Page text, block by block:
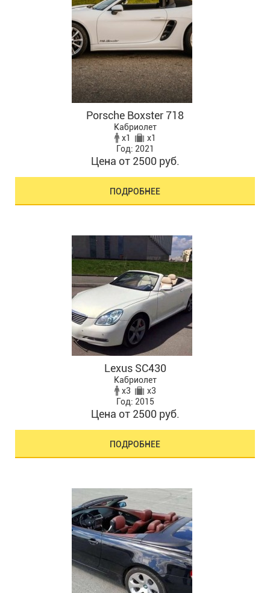
Porsche Boxster 718
Кабриолет
x1
x1
Год: 2021
Цена от 2500 руб.
ПОДРОБНЕЕ
Lexus SC430
Кабриолет
x3
x3
Год: 2015
Цена от 2500 руб.
ПОДРОБНЕЕ